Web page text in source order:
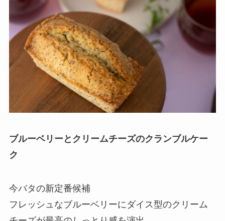
ブルーベリーとクリームチーズのクランブルケー
ク
今バタの新定番候補
フレッシュなブルーベリーにダイス型のクリーム